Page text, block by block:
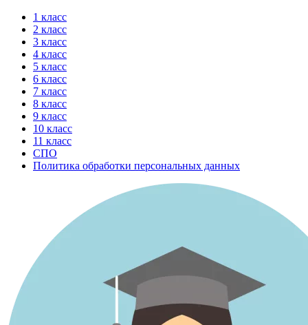
Перейти
содержимому
1 класс
2 класс
3 класс
4 класс
5 класс
6 класс
7 класс
8 класс
9 класс
10 класс
11 класс
СПО
Политика обработки персональных данных